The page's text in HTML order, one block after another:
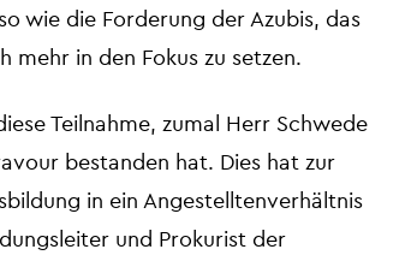
wie die Forderung der Azubis, das
mehr in den Fokus zu setzen.
Teilnahme, zumal Herr Schwede
bestanden hat. Dies hat zur
in ein Angestelltenverhältnis
und Prokurist der